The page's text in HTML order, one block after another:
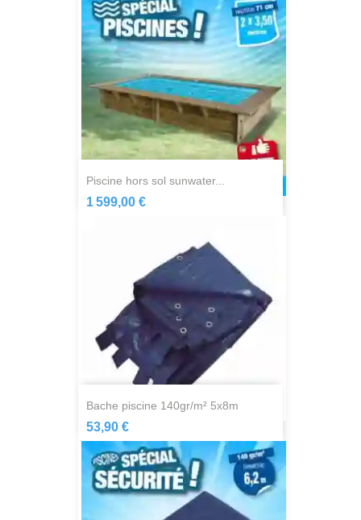
piscine hors sol sunwater...
1 599,00 €
bache piscine 140gr/m² 5x8m
53,90 €